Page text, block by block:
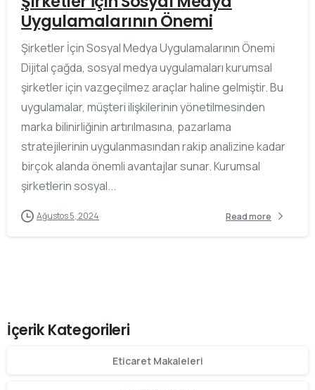
Uygulamalarının Önemi
Şirketler İçin Sosyal Medya Uygulamalarının Önemi
Dijital çağda, sosyal medya uygulamaları kurumsal
şirketler için vazgeçilmez araçlar haline gelmiştir. Bu
uygulamalar, müşteri ilişkilerinin yönetilmesinden
marka bilinirliğinin artırılmasına, pazarlama
stratejilerinin uygulanmasından rakip analizine kadar
birçok alanda önemli avantajlar sunar. Kurumsal
şirketlerin sosyal...
Ağustos 5, 2024 Read more
İçerik Kategorileri
Eticaret Makaleleri